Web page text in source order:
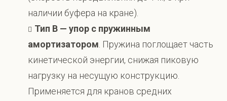
наличии буфера на кране).
Тип B — упор с пружинным
амортизатором . Пружина поглощает часть
кинетической энергии, снижая пиковую
нагрузку на несущую конструкцию.
Применяется для кранов средних